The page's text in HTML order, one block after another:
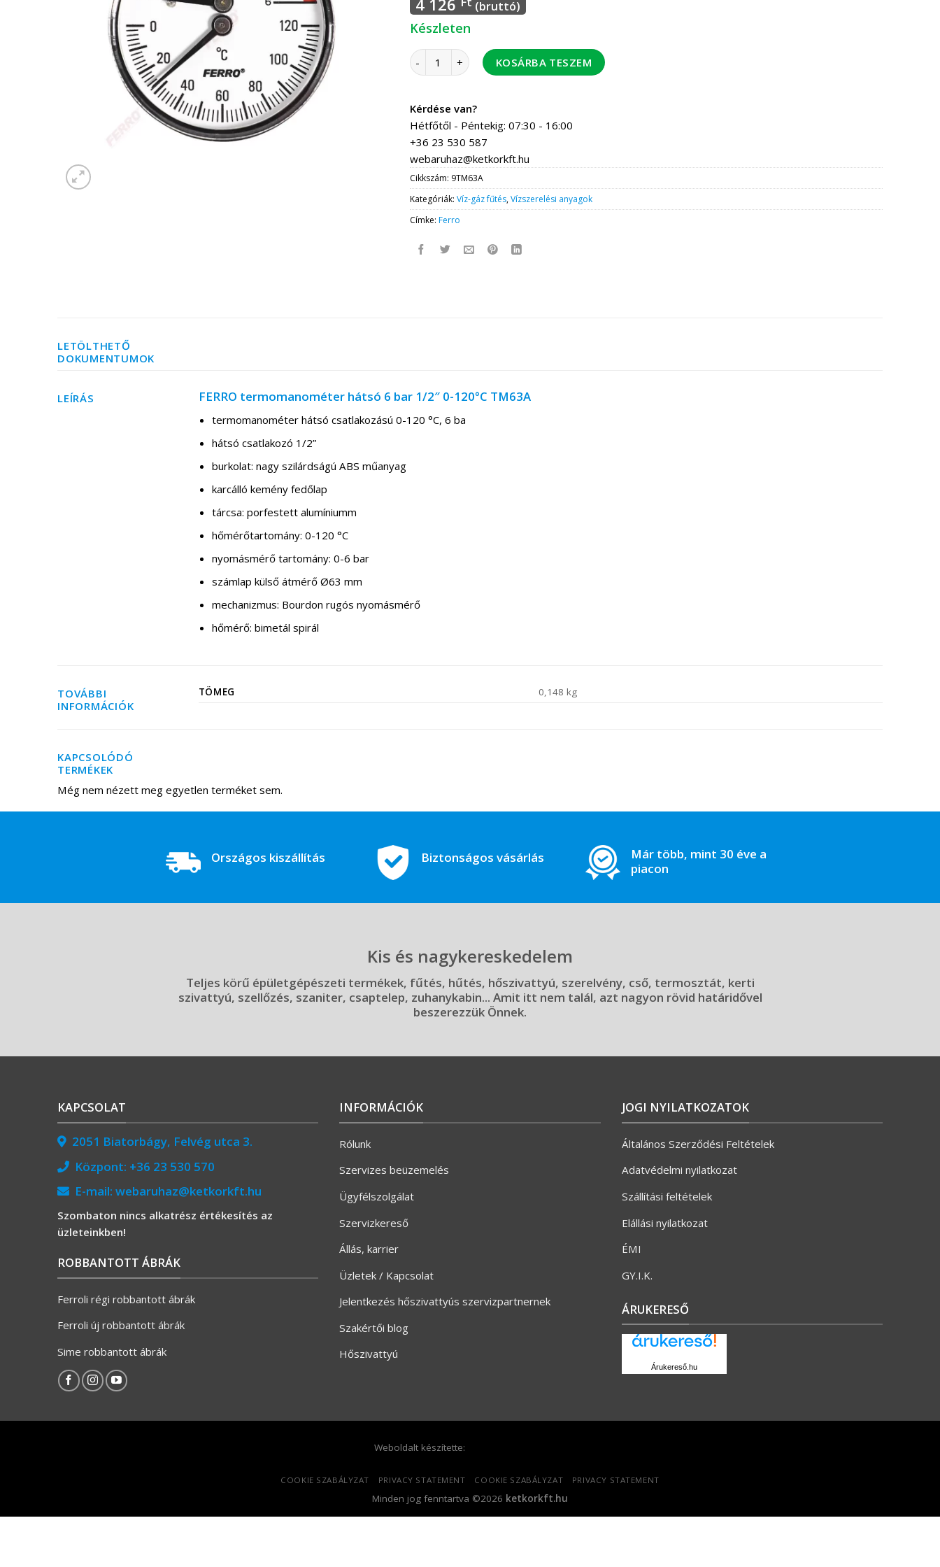
4 126 (bruttó)
Készleten
FERRO termomanométer hátsó 6 bar 1/2" 0-120 C TM63A mennyiség
KOSÁRBA TESZEM
Kérdése van?
Hétfőtől - Péntekig: 07:30 - 16:00
+36 23 530 587
webaruhaz@ketkorkft.hu
Cikkszám: 9TM63A
Kategóriák:Víz-gáz fűtés,Vízszerelési anyagok
Címke:Ferro
LETÖLTHETŐ
DOKUMENTUMOK
LEÍRÁS FERRO termomanométer hátsó 6 bar 1/2″ 0-120°C TM63A
termomanométer hátsó csatlakozású 0-120 °C, 6 ba
hátsó csatlakozó 1/2”
burkolat: nagy szilárdságú ABS műanyag
karcálló kemény fedőlap
tárcsa: porfestett alumíniumm
hőmérőtartomány: 0-120 °C
nyomásmérő tartomány: 0-6 bar
számlap külső átmérő Ø63 mm
mechanizmus: Bourdon rugós nyomásmérő
hőmérő: bimetál spirál
TOVÁBBI
INFORMÁCIÓK
TÖMEG 0,148 kg
KAPCSOLÓDÓ
TERMÉKEK
Még nem nézett meg egyetlen terméket sem.
Országos kiszállítás Biztonságos vásárlás
Már több, mint 30 éve a
piacon
Kis és nagykereskedelem
Teljes körű épületgépészeti termékek, fűtés, hűtés, hőszivattyú, szerelvény, cső, termosztát, kerti
szivattyú, szellőzés, szaniter, csaptelep, zuhanykabin... Amit itt nem talál, azt nagyon rövid határidővel
beszerezzük Önnek.
KAPCSOLAT
2051 Biatorbágy, Felvég utca 3.
Központ: +36 23 530 570
E-mail: webaruhaz@ketkorkft.hu
Szombaton nincs alkatrész értékesítés az
üzleteinkben!
ROBBANTOTT ÁBRÁK
Ferroli régi robbantott ábrák
Ferroli új robbantott ábrák
Sime robbantott ábrák
INFORMÁCIÓK
Rólunk
Szervizes beüzemelés
Ügyfélszolgálat
Szervizkereső
Állás, karrier
Üzletek / Kapcsolat
Jelentkezés hőszivattyús szervizpartnernek
Szakértői blog
Hőszivattyú
JOGI NYILATKOZATOK
Általános Szerződési Feltételek
Adatvédelmi nyilatkozat
Szállítási feltételek
Elállási nyilatkozat
ÉMI
GY.I.K.
ÁRUKERESŐ
Árukereső.hu
Weboldalt készítette:
COOKIE SZABÁLYZAT PRIVACY STATEMENT COOKIE SZABÁLYZAT PRIVACY STATEMENT
Minden jog fenntartva ©2026 ketkorkft.hu